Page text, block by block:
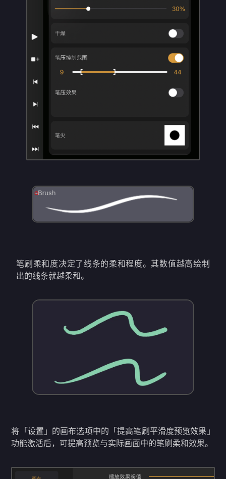
笔刷柔和度决定了线条的柔和程度。其数值越高绘制
出的线条就越柔和。
将「设置」的画布选项中的「提高笔刷平滑度预览效果」
功能激活后，可提高预览与实际画面中的笔刷柔和效果。